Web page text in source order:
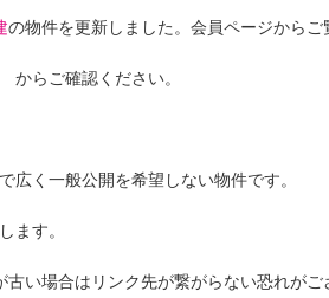
の物件を更新しました。会員ページからご
からご確認ください。
広く一般公開を希望しない物件です。
ます。
い場合はリンク先が繋がらない恐れがご